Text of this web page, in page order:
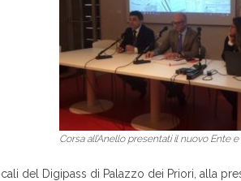
Corsa all’Anello presentati il nuovo Ente
del Digipass di Palazzo dei Priori, alla